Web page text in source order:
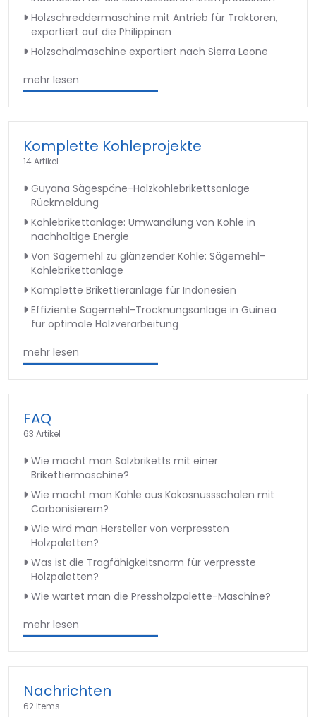
Holzschreddermaschine mit Antrieb für Traktoren,
exportiert auf die Philippinen
Holzschälmaschine exportiert nach Sierra Leone
mehr lesen
Komplette Kohleprojekte
14 Artikel
Guyana Sägespäne-Holzkohlebrikettsanlage
Rückmeldung
Kohlebrikettanlage: Umwandlung von Kohle in
nachhaltige Energie
Von Sägemehl zu glänzender Kohle: Sägemehl-
Kohlebrikettanlage
Komplette Brikettieranlage für Indonesien
Effiziente Sägemehl-Trocknungsanlage in Guinea
für optimale Holzverarbeitung
mehr lesen
FAQ
63 Artikel
Wie macht man Salzbriketts mit einer
Brikettiermaschine?
Wie macht man Kohle aus Kokosnussschalen mit
Carbonisierern?
Wie wird man Hersteller von verpressten
Holzpaletten?
Was ist die Tragfähigkeitsnorm für verpresste
Holzpaletten?
Wie wartet man die Pressholzpalette-Maschine?
mehr lesen
Nachrichten
62 Items